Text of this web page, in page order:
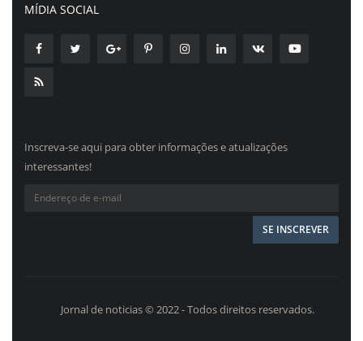
MÍDIA SOCIAL
Inscreva-se aqui para obter informações e atualizações
interessantes!
Jornal de noticias © 2022 - Todos direitos reservados.